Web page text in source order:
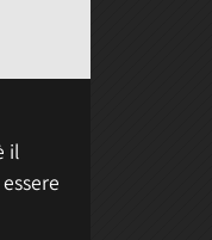
il